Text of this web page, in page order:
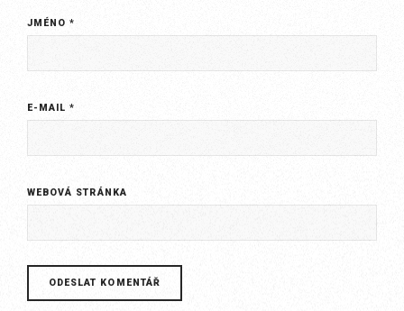
JMÉNO*
E-MAIL*
WEBOVÁ STRÁNKA